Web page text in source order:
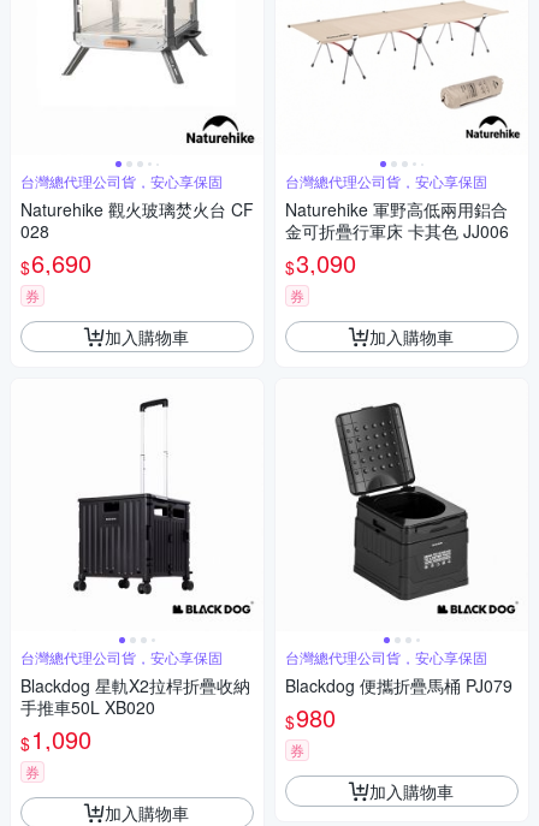
台灣總代理公司貨，安心享保固
Naturehike 觀火玻璃焚火台 CF
028
$6,690
券
加入購物車
台灣總代理公司貨，安心享保固
Blackdog 星軌X2拉桿折疊收納
手推車50L XB020
$1,090
券
加入購物車
台灣總代理公司貨，安心享保固
Naturehike 軍野高低兩用鋁合
金可折疊行軍床 卡其色 JJ006
$3,090
券
加入購物車
台灣總代理公司貨，安心享保固
Blackdog 便攜折疊馬桶 PJ079
$980
券
加入購物車